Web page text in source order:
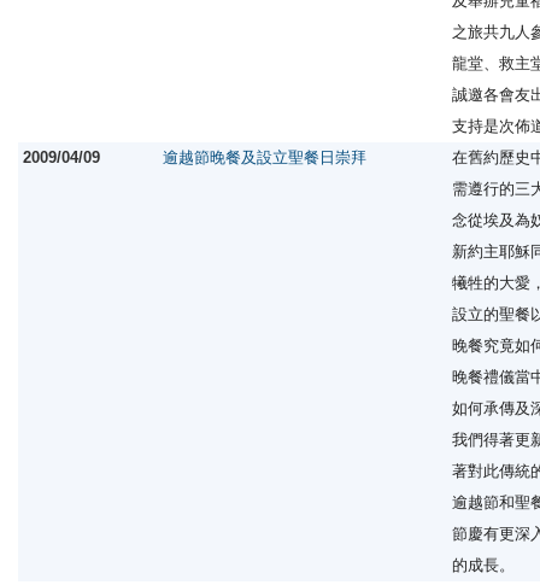
之旅共九人
龍堂、救主
誠邀各會友
支持是次佈
2009/04/09
逾越節晚餐及設立聖餐日崇拜
在舊約歷史
需遵行的三
念從埃及為
新約主耶穌
犧牲的大愛
設立的聖餐
晚餐究竟如
晚餐禮儀當
如何承傳及
我們得著更
著對此傳統
逾越節和聖
節慶有更深
的成長。